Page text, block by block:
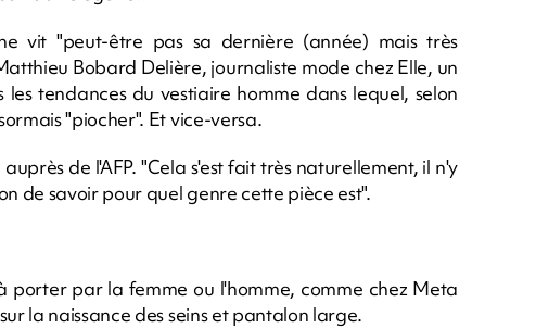
vit "peut-être pas sa dernière (année) mais très
Bobard Delière, journaliste mode chez Elle, un
tendances du vestiaire homme dans lequel, selon
"piocher". Et vice-versa.
de l'AFP. "Cela s'est fait très naturellement, il n'y
de savoir pour quel genre cette pièce est".
porter par la femme ou l'homme, comme chez Meta
la naissance des seins et pantalon large.